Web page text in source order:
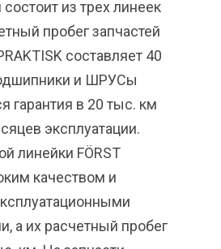
из трех линеек
пробег запчастей
составляет 40
и ШРУСы
гарантия в 20 тыс. км
эксплуатации.
линейки FÖRST
качеством и
а их расчетный пробег